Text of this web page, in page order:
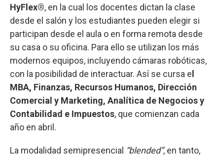
HyFlex®, en la cual los docentes dictan la clase
desde el salón y los estudiantes pueden elegir si
participan desde el aula o en forma remota desde
su casa o su oficina. Para ello se utilizan los más
modernos equipos, incluyendo cámaras robóticas,
con la posibilidad de interactuar. Así se cursa el
MBA, Finanzas, Recursos Humanos, Dirección
Comercial y Marketing, Analítica de Negocios y
Contabilidad e Impuestos, que comienzan cada
año en abril.
La modalidad semipresencial “blended”, en tanto,